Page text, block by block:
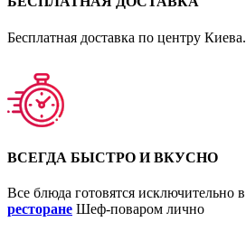
Бесплатная доставка по центру Киева.
ВСЕГДА БЫСТРО И ВКУСНО
Все блюда готовятся исключительно в
ресторане Шеф-поваром лично